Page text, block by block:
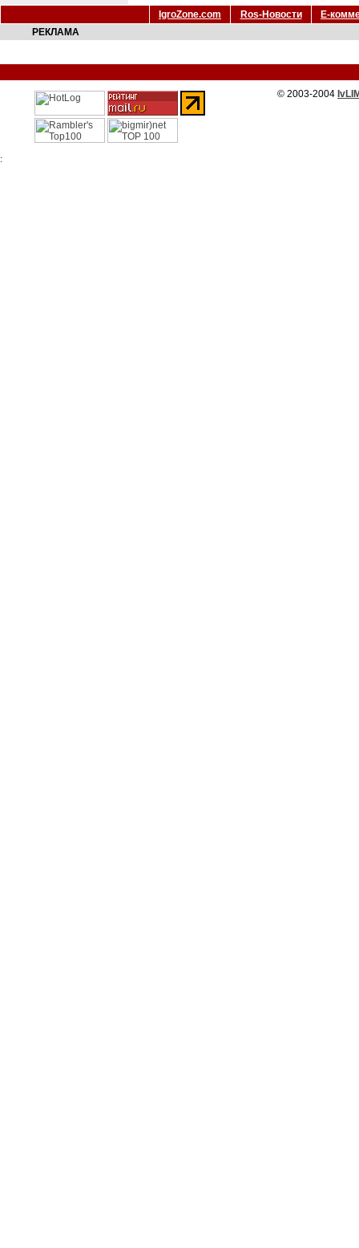
IgroZone.com Ros-Новости
Е-
РЕКЛАМА
© 2003-2004
: